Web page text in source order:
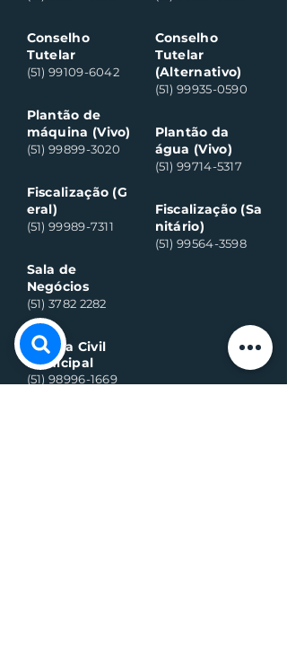
Conselho
Tutelar
(51) 99109-6042
Plantão de
máquina (Vivo)
(51) 99899-3020
Fiscalização (G
eral)
(51) 99989-7311
Sala de
Negócios
(51) 3782 2282
Defesa Civil
Municipal
(51) 98996-1669
Conselho
Tutelar
(Alternativo)
(51) 99935-0590
Plantão da
água (Vivo)
(51) 99714-5317
Fiscalização (Sa
nitário)
(51) 99564-3598